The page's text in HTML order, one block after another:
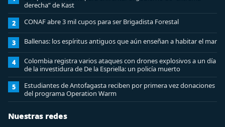
derecha” de Kast
2 CONAF abre 3 mil cupos para ser Brigadista Forestal
3 Ballenas: los espíritus antiguos que aún enseñan a habitar el mar
4
Colombia registra varios ataques con drones explosivos a un día
de la investidura de De la Espriella: un policía muerto
5
Estudiantes de Antofagasta reciben por primera vez donaciones
del programa Operation Warm
Nuestras redes